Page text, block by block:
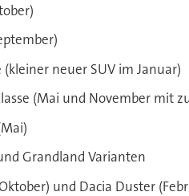
(kleiner neuer SUV im Januar)
(Mai und November mit
Grandland Varianten
und Dacia Duster